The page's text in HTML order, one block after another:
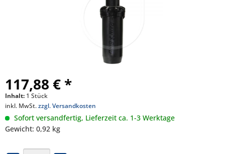
117,88 € *
Inhalt: 1 Stück
inkl. MwSt.zzgl. Versandkosten
Sofort versandfertig, Lieferzeit ca. 1-3 Werktage
Gewicht: 0,92 kg